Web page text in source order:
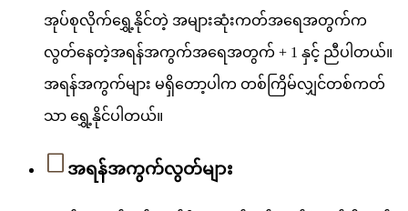
အုပ်စုလိုက်ရွှေ့နိုင်တဲ့ အများဆုံးကတ်အရေအတွက်က
လွတ်နေတဲ့အရန်အကွက်အရေအတွက် + 1 နှင့် ညီပါတယ်။
အရန်အကွက်များ မရှိတော့ပါက တစ်ကြိမ်လျှင်တစ်ကတ်
သာ ရွှေ့နိုင်ပါတယ်။
အရန်အကွက်လွတ်များ